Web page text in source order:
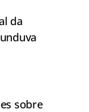
da
sobre